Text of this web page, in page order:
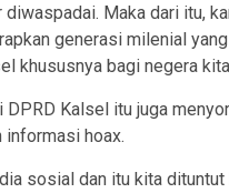
diwaspadai. Maka dari itu,
generasi milenial
khususnya bagi negera
Kalsel itu juga
informasi hoax.
sosial dan itu kita